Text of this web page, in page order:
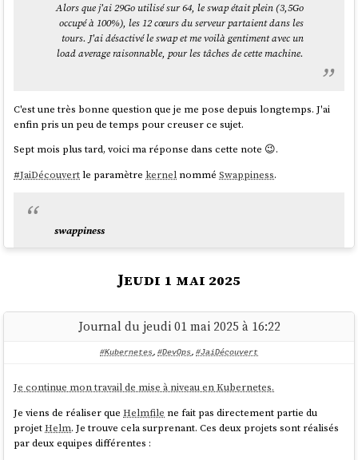
Alors que j'ai 29Go utilisé sur 64, le swap était plein (3,5Go
occupé à 100%), les 12 cœurs du serveur partaient dans les
tours. J'ai désactivé le swap et me voilà gentiment avec un
load average raisonnable, pour les tâches de cette machine.
C'est une très bonne question que je me pose depuis longtemps. J'ai
enfin pris un peu de temps pour creuser ce sujet.
Sept mois plus tard, voici ma réponse dans cette note 😉.
#JaiDécouvertle paramètre kernel nomméSwappiness.
swappiness
aggressiveness, lower values decrease the amount of swap.
the amount of free and file-backed pages is less than the
high water mark in a zone.
The default value is 60.
documentation du kernel
Dans la documentation SwapFaq
Jeudi 1 mai 2025
Journal du jeudi 01 mai 2025 à 16:22
#Kubernetes, #DevOps, #JaiDécouvert
Je continue mon travail de mise à niveau en Kubernetes.
Je viens de réaliser queHelmfile ne fait pas directement partie du
projetHelm. Je trouve cela surprenant. Ces deux projets sont réalisés
par deux equipes différentes :